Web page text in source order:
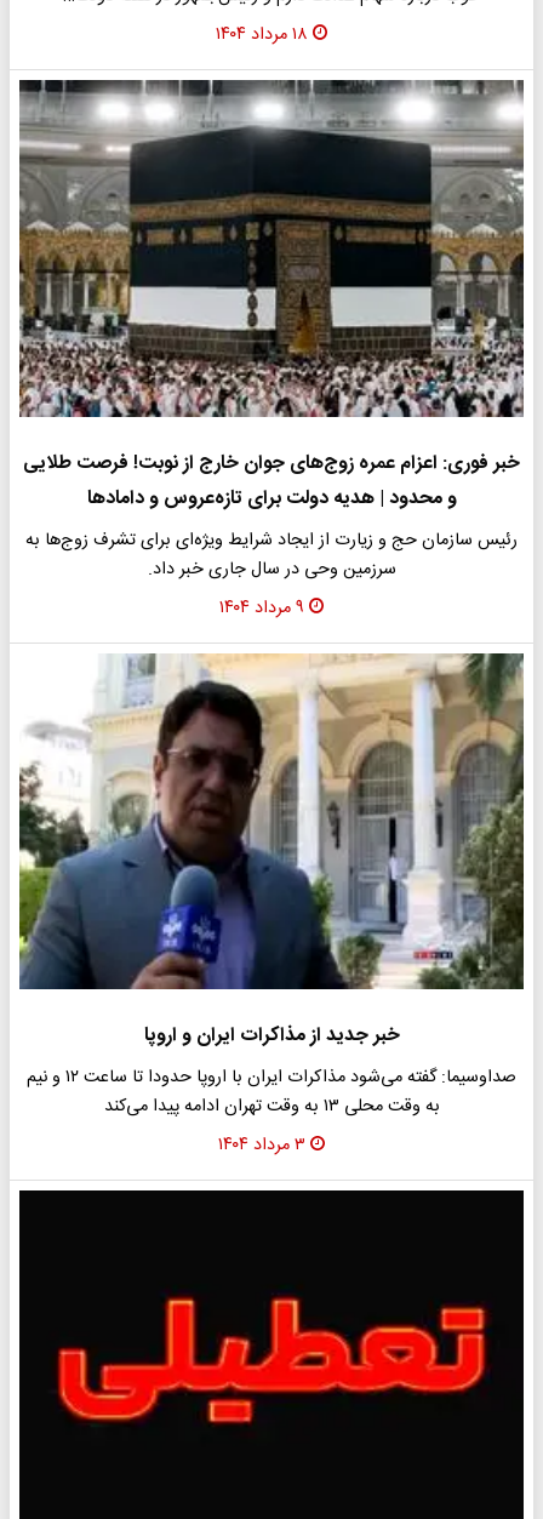
۱۸ مرداد ۱۴۰۴
خبر فوری: اعزام عمره زوج‌های جوان خارج از نوبت! فرصت طلایی
و محدود | هدیه دولت برای تازه‌عروس و دامادها
رئیس سازمان حج و زیارت از ایجاد شرایط ویژه‌ای برای تشرف زوج‌ها به
سرزمین وحی در سال جاری خبر داد.
۹ مرداد ۱۴۰۴
خبر جدید از مذاکرات ایران و اروپا
صداوسیما: گفته می‌شود مذاکرات ایران با اروپا حدودا تا ساعت ۱۲ و نیم
به وقت محلی ۱۳ به وقت تهران ادامه پیدا می‌کند
۳ مرداد ۱۴۰۴